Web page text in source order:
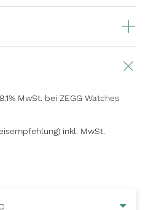
MwSt. bei ZEGG Watches
inkl. MwSt.